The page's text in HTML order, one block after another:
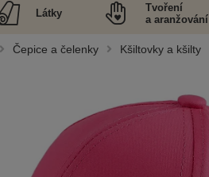
Látky
Tvoření
a aranžování
Čepice a čelenky Kšiltovky a kšilty